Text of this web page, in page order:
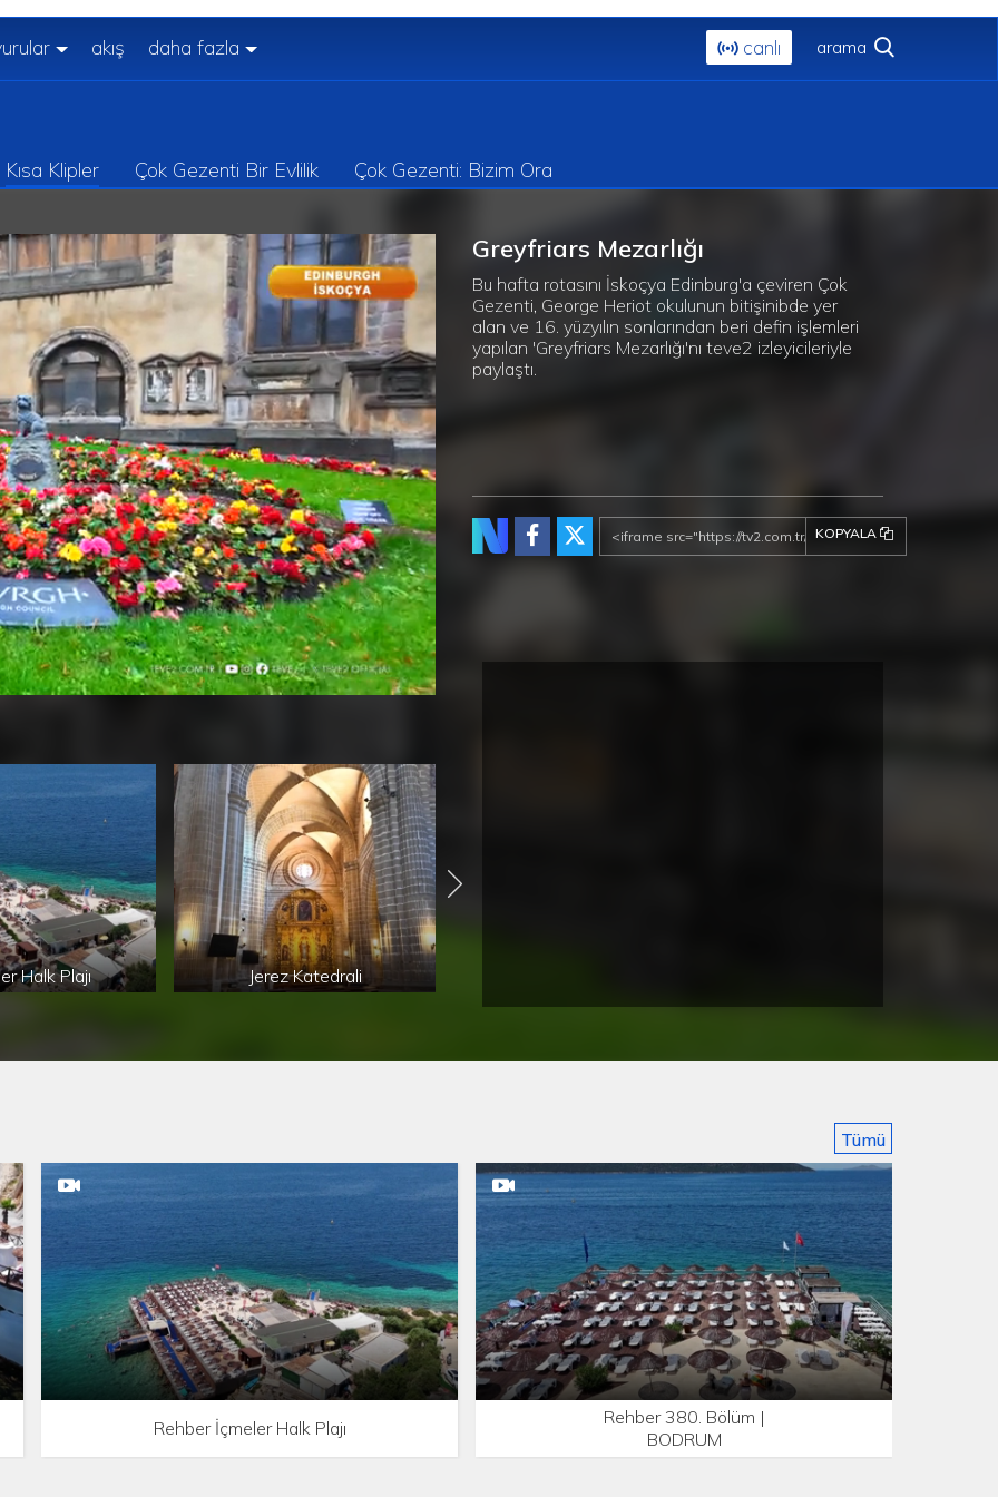
akış daha fazla canlı
Kısa Klipler Çok Gezenti Bir Evlilik Çok Gezenti: Bizim Ora
Halk Plajı Jerez Katedrali
Greyfriars Mezarlığı
Bu hafta rotasını İskoçya Edinburg'a çeviren Çok
Gezenti, George Heriot okulunun bitişinibde yer
alan ve 16. yüzyılın sonlarından beri defin işlemleri
yapılan 'Greyfriars Mezarlığı'nı teve2 izleyicileriyle
paylaştı.
KOPYALA
Rehber İçmeler Halk Plajı
Rehber 380. Bölüm |
BODRUM
Tümü